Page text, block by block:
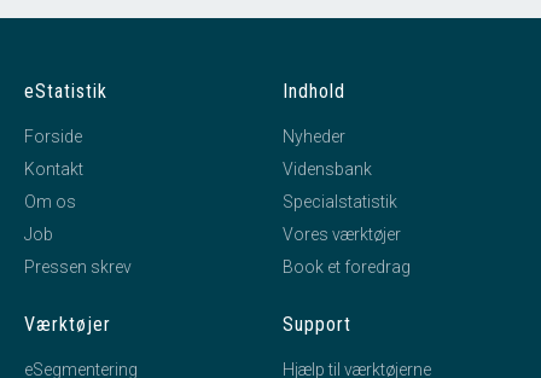
eStatistik
Forside
Kontakt
Om os
Job
Pressen skrev
Indhold
Nyheder
Vidensbank
Specialstatistik
Vores værktøjer
Book et foredrag
Værktøjer
eSegmentering
Support
Hjælp til værktøjerne